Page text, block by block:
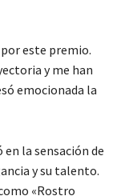
este premio.
y me han
emocionada la
la sensación de
y su talento.
«Rostro